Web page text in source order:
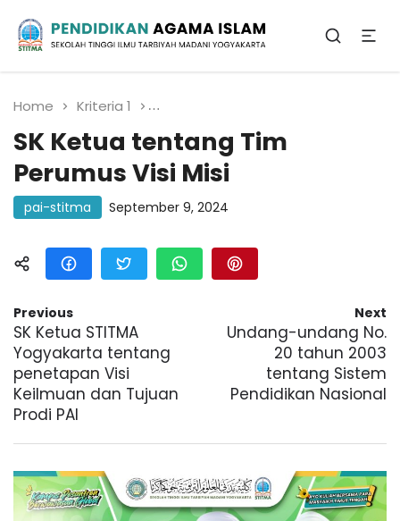
Pendidikan Agama
Islam
Yogyakarta
Home Kriteria 1 SK Ketua tentang Tim Perumus
SK Ketua tentang Tim
Perumus Visi Misi
pai-stitma September 9, 2024
Previous
SK Ketua STITMA
Yogyakarta tentang
penetapan Visi
Keilmuan dan Tujuan
Prodi PAI
Next
Undang-undang No.
20 tahun 2003
tentang Sistem
Pendidikan Nasional